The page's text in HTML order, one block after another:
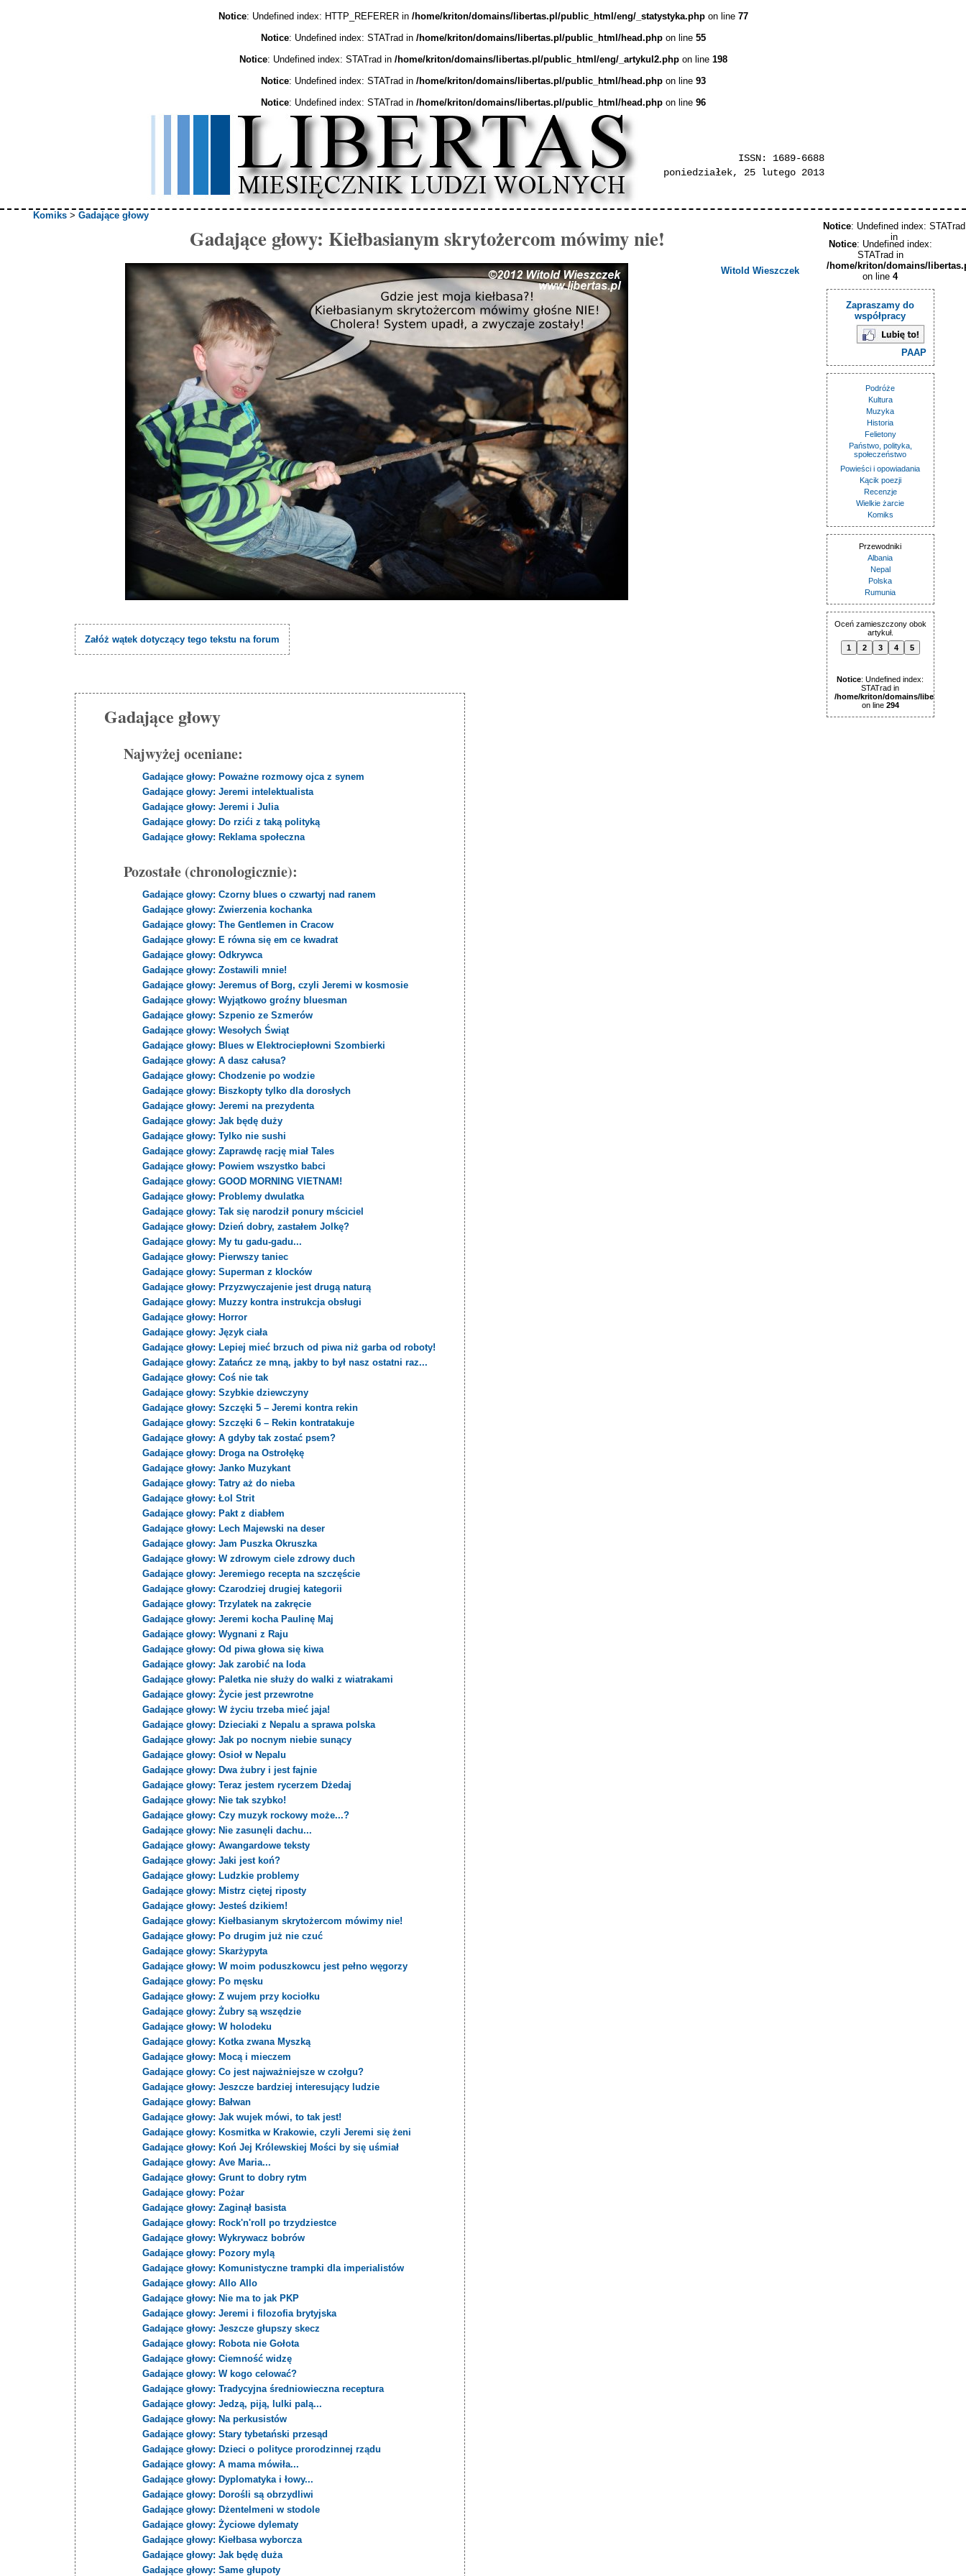
Notice: Undefined index: HTTP_REFERER in /home/kriton/domains/libertas.pl/public_html/eng/_statystyka.phpon line 77
Notice: Undefined index: STATrad in /home/kriton/domains/libertas.pl/public_html/head.phpon line 55
Notice: Undefined index: STATrad in /home/kriton/domains/libertas.pl/public_html/eng/_artykul2.phpon line 198
Notice: Undefined index: STATrad in /home/kriton/domains/libertas.pl/public_html/head.phpon line 93
Notice: Undefined index: STATrad in /home/kriton/domains/libertas.pl/public_html/head.phpon line 96
ISSN: 1689-6688
poniedziałek, 25 lutego 2013
Komiks> Gadające głowy
Gadające głowy: Kiełbasianym skrytożercom mówimy nie!
Witold Wieszczek
Załóż wątek dotyczący tego tekstu na forum
Gadające głowy
Najwyżej oceniane:
Gadające głowy: Poważne rozmowy ojca z synem
Gadające głowy: Jeremi intelektualista
Gadające głowy: Jeremi i Julia
Gadające głowy: Do rzići z taką polityką
Gadające głowy: Reklama społeczna
Pozostałe (chronologicznie):
Gadające głowy: Czorny blues o czwartyj nad ranem
Gadające głowy: Zwierzenia kochanka
Gadające głowy: The Gentlemen in Cracow
Gadające głowy: E równa się em ce kwadrat
Gadające głowy: Odkrywca
Gadające głowy: Zostawili mnie!
Gadające głowy: Jeremus of Borg, czyli Jeremi w kosmosie
Gadające głowy: Wyjątkowo groźny bluesman
Gadające głowy: Szpenio ze Szmerów
Gadające głowy: Wesołych Świąt
Gadające głowy: Blues w Elektrociepłowni Szombierki
Gadające głowy: A dasz całusa?
Gadające głowy: Chodzenie po wodzie
Gadające głowy: Biszkopty tylko dla dorosłych
Gadające głowy: Jeremi na prezydenta
Gadające głowy: Jak będę duży
Gadające głowy: Tylko nie sushi
Gadające głowy: Zaprawdę rację miał Tales
Gadające głowy: Powiem wszystko babci
Gadające głowy: GOOD MORNING VIETNAM!
Gadające głowy: Problemy dwulatka
Gadające głowy: Tak się narodził ponury mściciel
Gadające głowy: Dzień dobry, zastałem Jolkę?
Gadające głowy: My tu gadu-gadu...
Gadające głowy: Pierwszy taniec
Gadające głowy: Superman z klocków
Gadające głowy: Przyzwyczajenie jest drugą naturą
Gadające głowy: Muzzy kontra instrukcja obsługi
Gadające głowy: Horror
Gadające głowy: Język ciała
Gadające głowy: Lepiej mieć brzuch od piwa niż garba od roboty!
Gadające głowy: Zatańcz ze mną, jakby to był nasz ostatni raz...
Gadające głowy: Coś nie tak
Gadające głowy: Szybkie dziewczyny
Gadające głowy: Szczęki 5 – Jeremi kontra rekin
Gadające głowy: Szczęki 6 – Rekin kontratakuje
Gadające głowy: A gdyby tak zostać psem?
Gadające głowy: Droga na Ostrołękę
Gadające głowy: Janko Muzykant
Gadające głowy: Tatry aż do nieba
Gadające głowy: Łol Strit
Gadające głowy: Pakt z diabłem
Gadające głowy: Lech Majewski na deser
Gadające głowy: Jam Puszka Okruszka
Gadające głowy: W zdrowym ciele zdrowy duch
Gadające głowy: Jeremiego recepta na szczęście
Gadające głowy: Czarodziej drugiej kategorii
Gadające głowy: Trzylatek na zakręcie
Gadające głowy: Jeremi kocha Paulinę Maj
Gadające głowy: Wygnani z Raju
Gadające głowy: Od piwa głowa się kiwa
Gadające głowy: Jak zarobić na loda
Gadające głowy: Paletka nie służy do walki z wiatrakami
Gadające głowy: Życie jest przewrotne
Gadające głowy: W życiu trzeba mieć jaja!
Gadające głowy: Dzieciaki z Nepalu a sprawa polska
Gadające głowy: Jak po nocnym niebie sunący
Gadające głowy: Osioł w Nepalu
Gadające głowy: Dwa żubry i jest fajnie
Gadające głowy: Teraz jestem rycerzem Dżedaj
Gadające głowy: Nie tak szybko!
Gadające głowy: Czy muzyk rockowy może...?
Gadające głowy: Nie zasunęli dachu...
Gadające głowy: Awangardowe teksty
Gadające głowy: Jaki jest koń?
Gadające głowy: Ludzkie problemy
Gadające głowy: Mistrz ciętej riposty
Gadające głowy: Jesteś dzikiem!
Gadające głowy: Kiełbasianym skrytożercom mówimy nie!
Gadające głowy: Po drugim już nie czuć
Gadające głowy: Skarżypyta
Gadające głowy: W moim poduszkowcu jest pełno węgorzy
Gadające głowy: Po męsku
Gadające głowy: Z wujem przy kociołku
Gadające głowy: Żubry są wszędzie
Gadające głowy: W holodeku
Gadające głowy: Kotka zwana Myszką
Gadające głowy: Mocą i mieczem
Gadające głowy: Co jest najważniejsze w czołgu?
Gadające głowy: Jeszcze bardziej interesujący ludzie
Gadające głowy: Bałwan
Gadające głowy: Jak wujek mówi, to tak jest!
Gadające głowy: Kosmitka w Krakowie, czyli Jeremi się żeni
Gadające głowy: Koń Jej Królewskiej Mości by się uśmiał
Gadające głowy: Ave Maria...
Gadające głowy: Grunt to dobry rytm
Gadające głowy: Pożar
Gadające głowy: Zaginął basista
Gadające głowy: Rock'n'roll po trzydziestce
Gadające głowy: Wykrywacz bobrów
Gadające głowy: Pozory mylą
Gadające głowy: Komunistyczne trampki dla imperialistów
Gadające głowy: Allo Allo
Gadające głowy: Nie ma to jak PKP
Gadające głowy: Jeremi i filozofia brytyjska
Gadające głowy: Jeszcze głupszy skecz
Gadające głowy: Robota nie Gołota
Gadające głowy: Ciemność widzę
Gadające głowy: W kogo celować?
Gadające głowy: Tradycyjna średniowieczna receptura
Gadające głowy: Jedzą, piją, lulki palą...
Gadające głowy: Na perkusistów
Gadające głowy: Stary tybetański przesąd
Gadające głowy: Dzieci o polityce prorodzinnej rządu
Gadające głowy: A mama mówiła...
Gadające głowy: Dyplomatyka i łowy...
Gadające głowy: Dorośli są obrzydliwi
Gadające głowy: Dżentelmeni w stodole
Gadające głowy: Życiowe dylematy
Gadające głowy: Kiełbasa wyborcza
Gadające głowy: Jak będę duża
Gadające głowy: Same głupoty
Notice: Undefined index:
STATrad in
/home/kriton/domains/
on line 4
Zapraszamy do
współpracy
PAAP
Podróże
Kultura
Muzyka
Historia
Felietony
Państwo, polityka,
społeczeństwo
Powieści i opowiadania
Kącik poezji
Recenzje
Wielkie żarcie
Komiks
Przewodniki
Albania
Nepal
Polska
Rumunia
Oceń zamieszczony obok
artykuł.
1
2 3 4 5
Notice: Undefined index:
STATrad in
/home/kriton/domains/libertas.pl/
on line 294
Notice: Undefined index: STATrad
in